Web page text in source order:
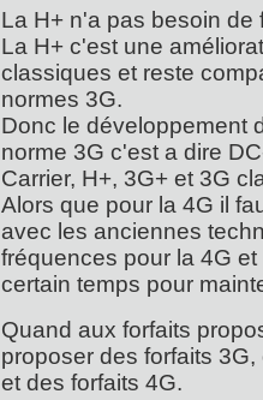
La H+ n'a pas besoin de
La H+ c'est une
classiques et reste
normes 3G.
Donc le développement
norme 3G c'est a dire
Carrier, H+, 3G+ et 3G
Alors que pour la 4G il
avec les anciennes
fréquences pour la 4G
certain temps pour
Quand aux forfaits
proposer des forfaits
et des forfaits 4G.